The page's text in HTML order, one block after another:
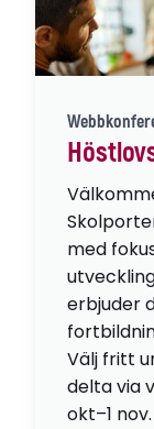
med
erbjuder
Välj fritt
delta via
okt–1 nov.